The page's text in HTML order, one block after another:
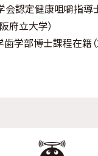
会認定健康咀嚼指導
府立大学）
学部博士課程在籍